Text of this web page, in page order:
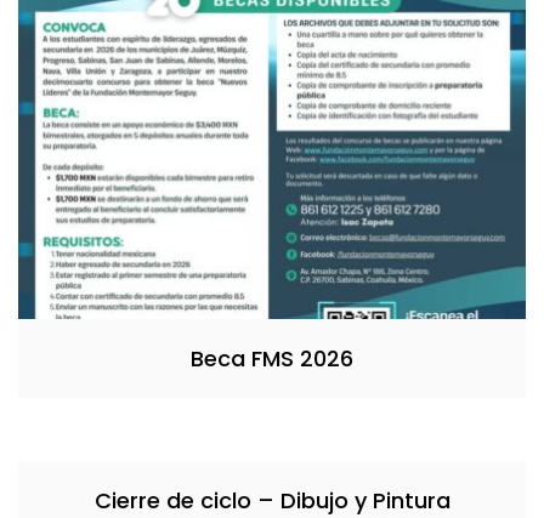
Beca FMS 2026
Cierre de ciclo – Dibujo y Pintura